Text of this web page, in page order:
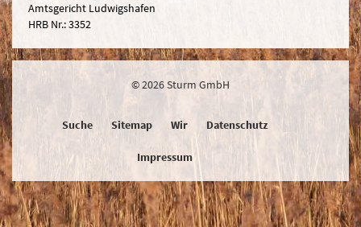
Amtsgericht Ludwigshafen
HRB Nr.: 3352
© 2026 Sturm GmbH
Suche Sitemap Wir Datenschutz
Impressum